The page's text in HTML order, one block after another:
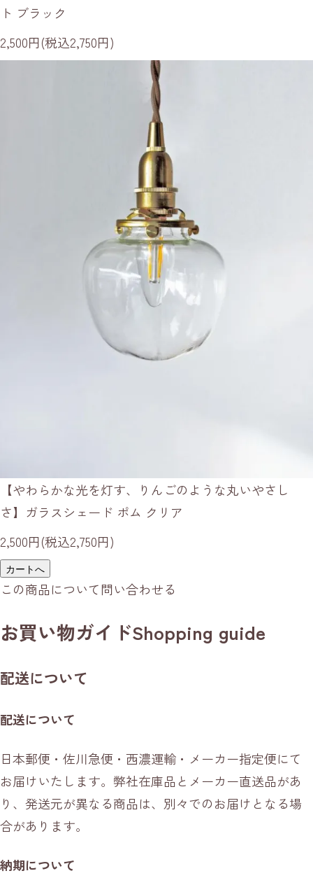
ト ブラック
2,500円(税込2,750円)
【やわらかな光を灯す、りんごのような丸いやさし
さ】ガラスシェード ポム クリア
2,500円(税込2,750円)
カートへ
この商品について問い合わせる
お買い物ガイドShopping guide
配送について
配送について
日本郵便・佐川急便・西濃運輸・メーカー指定便にて
お届けいたします。弊社在庫品とメーカー直送品があ
り、発送元が異なる商品は、別々でのお届けとなる場
合があります。
納期について